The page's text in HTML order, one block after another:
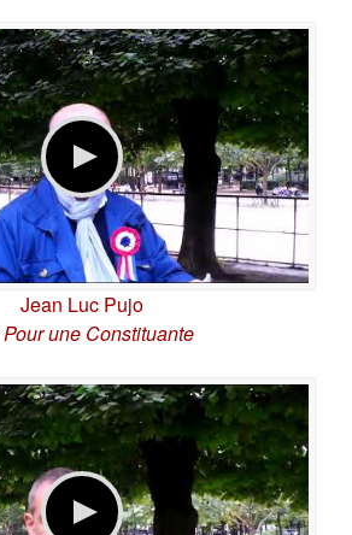
Jean Luc Pujo
Pour une Constituante